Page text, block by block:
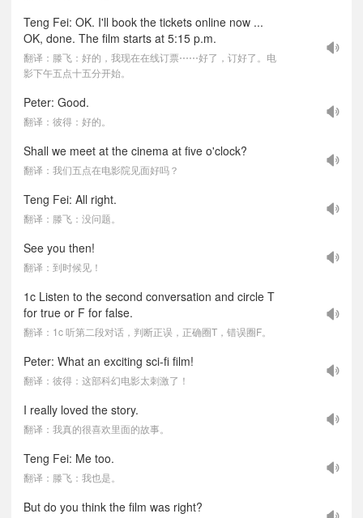
Teng Fei: OK. I'll book the tickets online now ...
OK, done. The film starts at 5:15 p.m.
翻译：滕飞：好的，我现在在线订票⋯⋯好了，订好了。电
影下午五点十五分开始。
Peter: Good.
翻译：彼得：好的。
Shall we meet at the cinema at five o'clock?
翻译：我们五点在电影院见面好吗？
Teng Fei: All right.
翻译：滕飞：没问题。
See you then!
翻译：到时候见！
1c Listen to the second conversation and circle T
for true or F for false.
翻译：1c 听第二段对话，判断正误，正确圈T，错误圈F。
Peter: What an exciting sci-fi film!
翻译：彼得：这部科幻电影太刺激了！
I really loved the story.
翻译：我真的很喜欢里面的故事。
Teng Fei: Me too.
翻译：滕飞：我也是。
But do you think the film was right?